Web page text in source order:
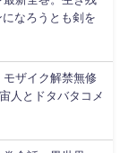
なろうとも剣を
モザイク解禁無修
人とドタバタコメ